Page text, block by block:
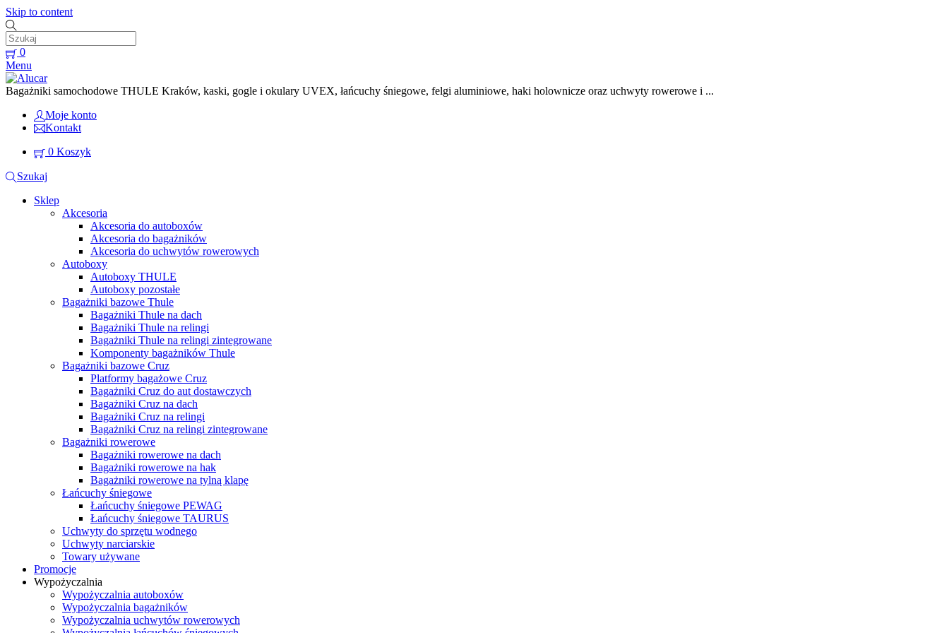
Skip to content
0
Menu
Bagażniki samochodowe THULE Kraków, kaski, gogle i okulary UVEX, łańcuchy śniegowe, felgi aluminiowe, haki holownicze oraz uchwyty rowerowe i ...
Moje konto
Kontakt
0 Koszyk
Szukaj
Sklep
Akcesoria
Akcesoria do autoboxów
Akcesoria do bagażników
Akcesoria do uchwytów rowerowych
Autoboxy
Autoboxy THULE
Autoboxy pozostałe
Bagażniki bazowe Thule
Bagażniki Thule na dach
Bagażniki Thule na relingi
Bagażniki Thule na relingi zintegrowane
Komponenty bagażników Thule
Bagażniki bazowe Cruz
Platformy bagażowe Cruz
Bagażniki Cruz do aut dostawczych
Bagażniki Cruz na dach
Bagażniki Cruz na relingi
Bagażniki Cruz na relingi zintegrowane
Bagażniki rowerowe
Bagażniki rowerowe na dach
Bagażniki rowerowe na hak
Bagażniki rowerowe na tylną klapę
Łańcuchy śniegowe
Łańcuchy śniegowe PEWAG
Łańcuchy śniegowe TAURUS
Uchwyty do sprzętu wodnego
Uchwyty narciarskie
Towary używane
Promocje
Wypożyczalnia
Wypożyczalnia autoboxów
Wypożyczalnia bagażników
Wypożyczalnia uchwytów rowerowych